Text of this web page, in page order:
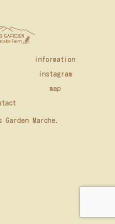
information
instagram
map
Garden Marche.